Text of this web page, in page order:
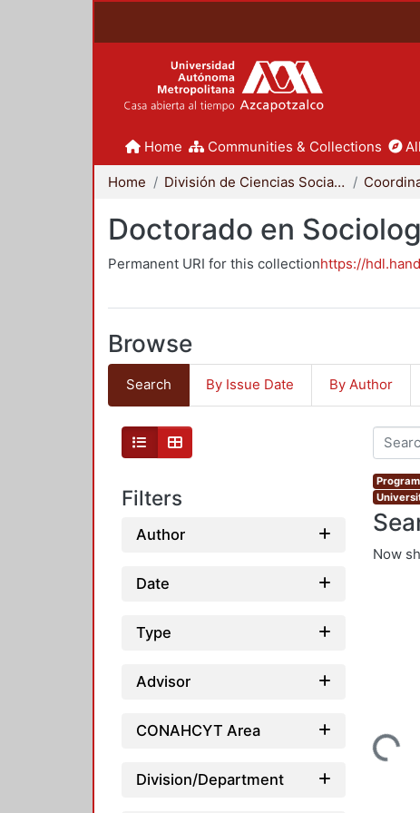
Home Communities & Collections
Home División de Ciencias Sociales y Humanidades
Doctorado en
Permanent URI for this collectionhttps://
Browse
Search By Issue Date By Author
Filters
Author
Date
Type
Advisor
CONAHCYT Area
Division/Department
Now
Loading...